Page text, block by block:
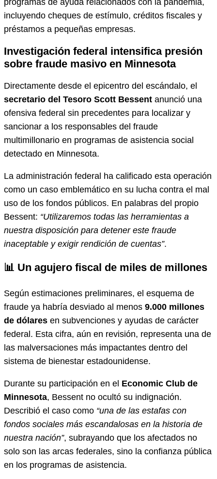
programas de ayuda relacionados con la pandemia,
incluyendo cheques de estímulo, créditos fiscales y
préstamos a pequeñas empresas.
Investigación federal intensifica presión
sobre fraude masivo en Minnesota
Directamente desde el epicentro del escándalo, el
secretario del Tesoro Scott Bessent anunció una
ofensiva federal sin precedentes para localizar y
sancionar a los responsables del fraude
multimillonario en programas de asistencia social
detectado en Minnesota.
La administración federal ha calificado esta operación
como un caso emblemático en su lucha contra el mal
uso de los fondos públicos. En palabras del propio
Bessent: “Utilizaremos todas las herramientas a
nuestra disposición para detener este fraude
inaceptable y exigir rendición de cuentas”.
📊 Un agujero fiscal de miles de millones
Según estimaciones preliminares, el esquema de
fraude ya habría desviado al menos 9.000 millones
de dólares en subvenciones y ayudas de carácter
federal. Esta cifra, aún en revisión, representa una de
las malversaciones más impactantes dentro del
sistema de bienestar estadounidense.
Durante su participación en el Economic Club de
Minnesota, Bessent no ocultó su indignación.
Describió el caso como “una de las estafas con
fondos sociales más escandalosas en la historia de
nuestra nación”, subrayando que los afectados no
solo son las arcas federales, sino la confianza pública
en los programas de asistencia.